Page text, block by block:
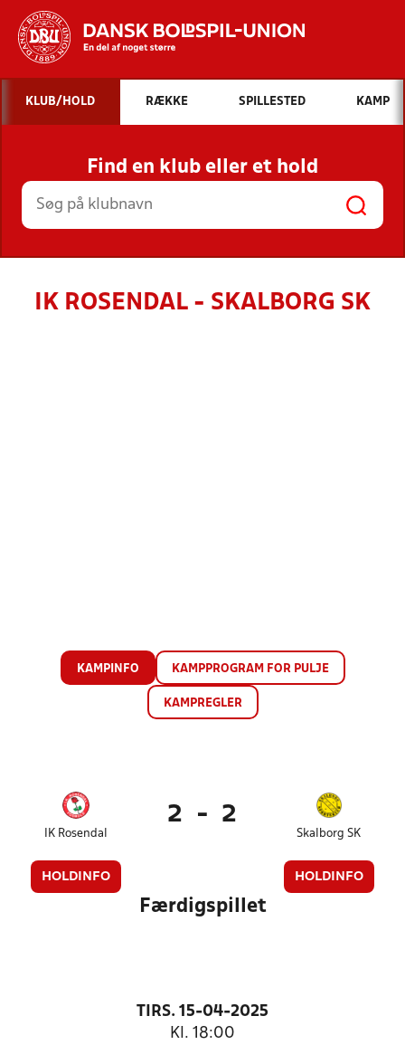
Hvad vil du søge efter?
INDHOLD OG NYHEDER
STILLINGER, RESULTATER, KLUBBER OG
HOLD
KLUB/HOLD RÆKKE SPILLESTED KAMP
Find en klub eller et hold
IK ROSENDAL - SKALBORG SK
KAMPINFO KAMPPROGRAM FOR PULJE
KAMPREGLER
IK Rosendal
HOLDINFO
2 - 2
Skalborg SK
HOLDINFO
Færdigspillet
TIRS. 15-04-2025
Kl. 18:00